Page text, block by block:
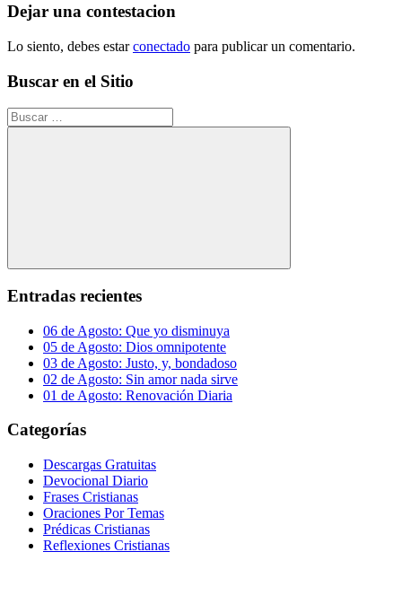
entradas
Dejar una contestacion
Lo siento, debes estarconectado para publicar un comentario.
Buscar en el Sitio
Buscar:
Buscar
Entradas recientes
06 de Agosto: Que yo disminuya
05 de Agosto: Dios omnipotente
03 de Agosto: Justo, y, bondadoso
02 de Agosto: Sin amor nada sirve
01 de Agosto: Renovación Diaria
Categorías
Descargas Gratuitas
Devocional Diario
Frases Cristianas
Oraciones Por Temas
Prédicas Cristianas
Reflexiones Cristianas